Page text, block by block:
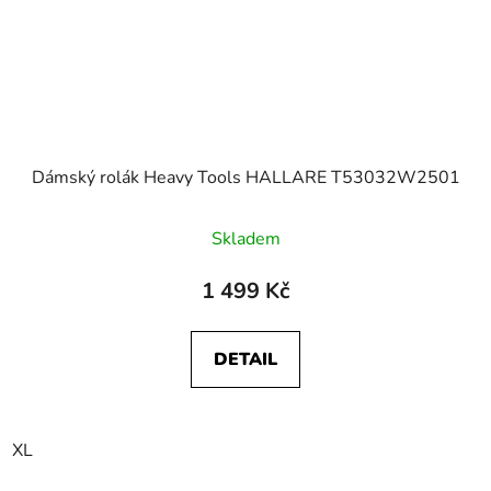
Dámský rolák Heavy Tools HALLARE T53032W2501
Skladem
1 499 Kč
DETAIL
XL